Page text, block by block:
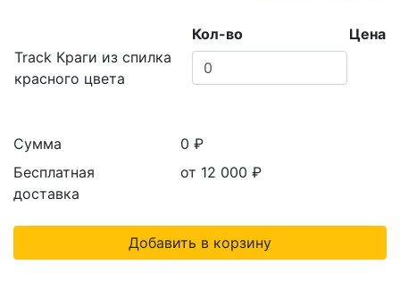
Кол-во
Цена
Track Краги из спилка
красного цвета
Сумма
Бесплатная
доставка
0 ₽
от 12 000 ₽
Добавить в корзину